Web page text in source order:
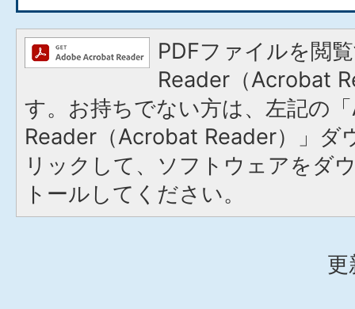
PDFファイルを閲
Reader（Acrobat
す。お持ちでない方は、左記の
Reader（Acrobat Reader）」ダ
リックして、ソフトウェアをダ
トールしてください。
更